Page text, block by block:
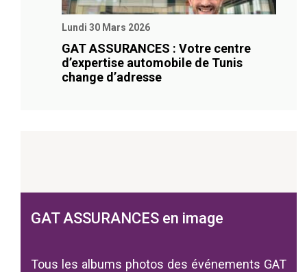
Lundi 30 Mars 2026
GAT ASSURANCES : Votre centre
d’expertise automobile de Tunis
change d’adresse
GAT ASSURANCES en image
Tous les albums photos des événements GAT